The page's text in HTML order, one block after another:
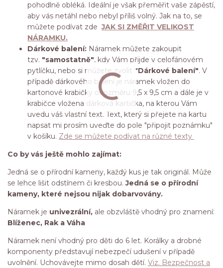
pohodlně obléká. Ideální je však přeměřit vaše zápěstí,
aby vás netáhl nebo nebyl příliš volný. Jak na to, se
můžete podívat zde JAK SI ZMĚŘIT VELIKOST
NÁRAMKU.
Dárkové balení: Náramek můžete zakoupit
tzv. "samostatně", kdy Vám přijde v celofánovém
pytlíčku, nebo si můžete zvolit "Dárkové balení". V
případě dárkového balení je náramek vložen do
kartonové krabičky o rozměru 9,5 x 9,5 cm a dále je v
krabičce vložena dárková kartička, na kterou Vám
uvedu váš vlastní text. Text, který si přejete na kartu
napsat mi prosím uveďte do pole "připojit poznámku"
v košíku. Zde se můžete podívat na různé texty
Co by vás ještě mohlo zajímat:
Jedná se o přírodní kameny, každý kus je tak originál. Může
se lehce lišit odstínem či kresbou.Jedná se o přírodní
kameny, které nejsou nijak dobarvovány.
Náramek je univezrální, ale obzvláště vhodný pro znamení:
Blíženec, Rak a Váha
Náramek není vhodný pro děti do 6 let. Korálky a drobné
komponenty představují nebezpečí udušení v případě
uvolnění. Uchovávejte mimo dosah dětí. Viz. Bezpečnost a